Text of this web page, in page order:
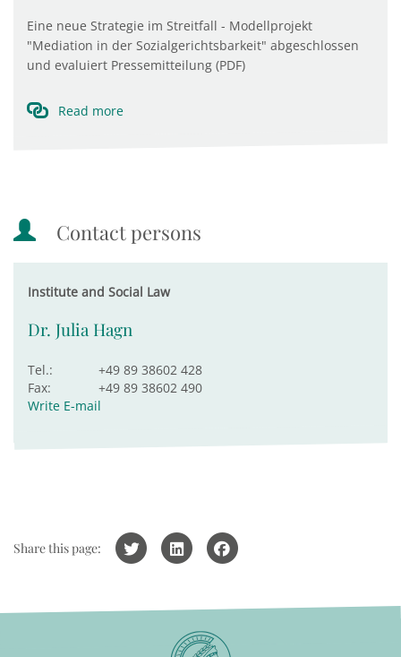
Eine neue Strategie im Streitfall - Modellprojekt
"Mediation in der Sozialgerichtsbarkeit" abgeschlossen
und evaluiert Pressemitteilung (PDF)
Read more
Contact persons
Institute and Social Law
Dr. Julia Hagn
Tel.:
+49 89 38602 428
Fax:
+49 89 38602 490
Write E-mail
Share this page: